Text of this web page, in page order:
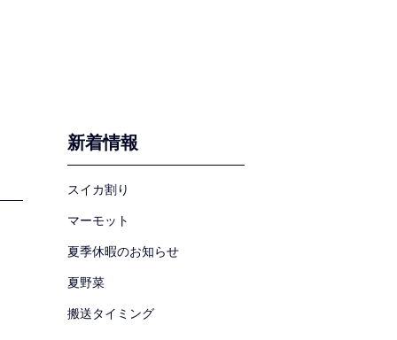
新着情報
スイカ割り
マーモット
夏季休暇のお知らせ
夏野菜
搬送タイミング